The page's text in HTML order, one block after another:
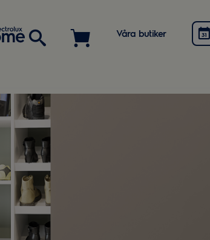
Våra butiker